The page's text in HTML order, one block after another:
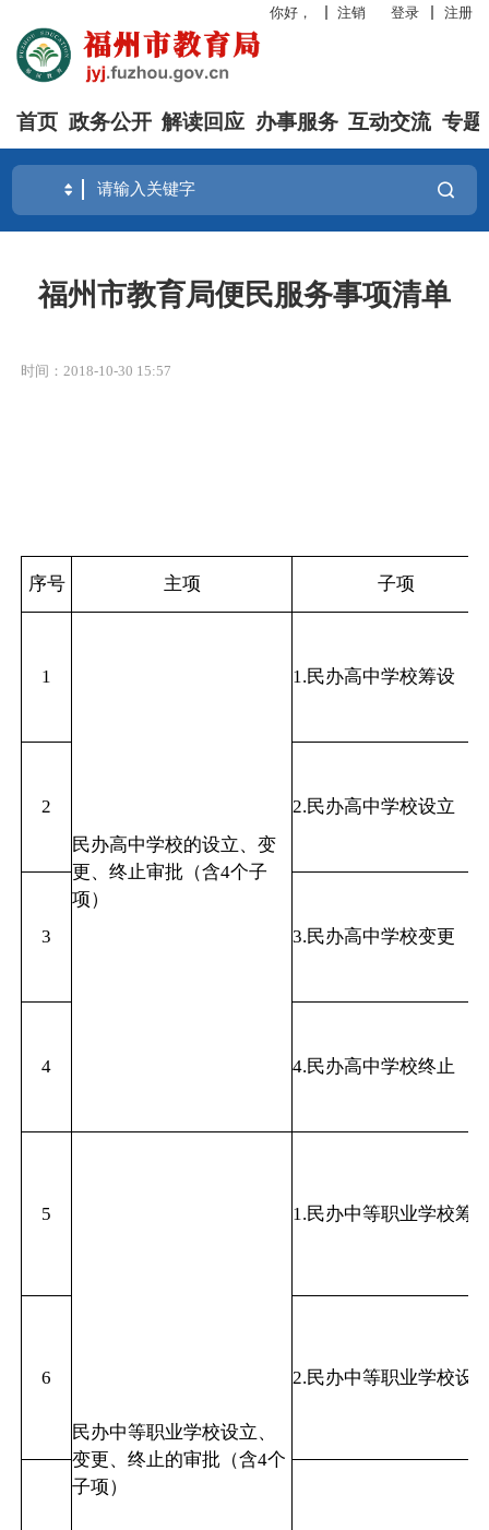
你好， 注销 登录 注册
首页 政务公开 解读回应 办事服务 互动交流 专题
福州市教育局便民服务事项清单
时间：2018-10-30 15:57
序号 主项 子项
1
民办高中学校的设立、变
更、终止审批（含4个子
项）
1.民办高中学校筹设
2 2.民办高中学校设立
3 3.民办高中学校变更
4 4.民办高中学校终止
5
民办中等职业学校设立、
变更、终止的审批（含4个
子项）
1.民办中等职业学校筹
6 2.民办中等职业学校设